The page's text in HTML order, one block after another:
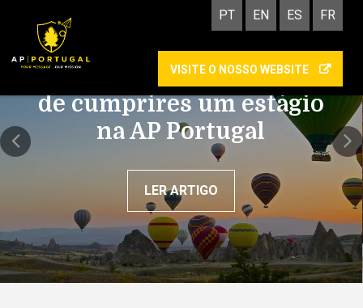
PT EN ES FR
VISITE O NOSSO WEBSITE
Academy: as vantagens
de cumprires um estágio
na AP Portugal
LER ARTIGO